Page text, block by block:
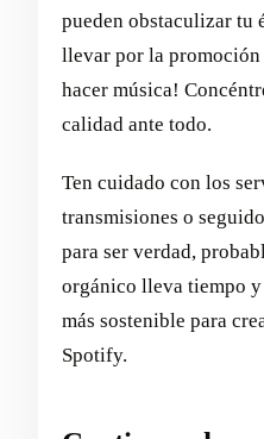
pueden obstaculizar tu
llevar por la promoción
hacer música!
calidad ante todo.
Ten cuidado con los
transmisiones o
para ser verdad,
orgánico lleva tiempo
más sostenible para
Spotify.